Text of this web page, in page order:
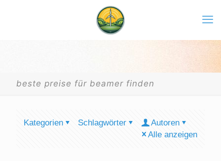
beste preise für beamer finden
Kategorien Schlagwörter
Autoren
Alle anzeigen